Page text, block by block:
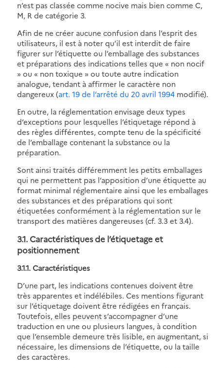
n’est pas classée comme nocive mais bien comme C,
M, R de catégorie 3.
Afin de ne créer aucune confusion dans l’esprit des
utilisateurs, il est à noter qu’il est interdit de faire
figurer sur l’étiquette ou l’emballage des substances
et préparations des indications telles que « non nocif
» ou « non toxique » ou toute autre indication
analogue, tendant à affirmer le caractère non
dangereux (art. 19 de l’arrêté du 20 avril 1994 modifié).
En outre, la réglementation envisage deux types
d’exceptions pour lesquelles l’étiquetage répond à
des règles différentes, compte tenu de la spécificité
de l’emballage contenant la substance ou la
préparation.
Sont ainsi traités différemment les petits emballages
qui ne permettent pas l’apposition d’une étiquette au
format minimal réglementaire ainsi que les emballages
des substances et des préparations qui sont
étiquetées conformément à la réglementation sur le
transport des matières dangereuses (cf. 3.3 et 3.4).
3.1. Caractéristiques de l’étiquetage et
positionnement
3.1.1. Caractéristiques
D’une part, les indications contenues doivent être
très apparentes et indélébiles. Ces mentions figurant
sur l’étiquetage doivent être rédigées en français.
Toutefois, elles peuvent s’accompagner d’une
traduction en une ou plusieurs langues, à condition
que l’ensemble demeure très lisible, en augmentant, si
nécessaire, les dimensions de l’étiquette, ou la taille
des caractères.